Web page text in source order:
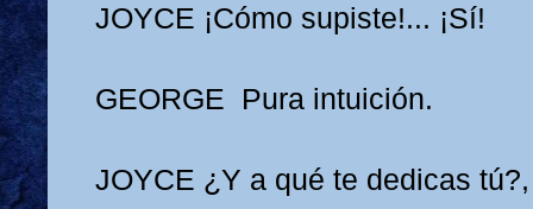
JOYCE ¡Cómo supiste!... ¡Sí!
GEORGE Pura intuición.
JOYCE ¿Y a qué te dedicas